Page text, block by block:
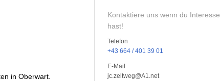
in Oberwart.
Kontaktiere uns wenn du Interesse
hast!
Telefon
+43 664 / 401 39 01
E-Mail
jc.zeltweg@A1.net